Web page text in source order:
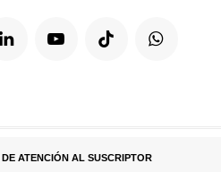
ATENCIÓN AL SUSCRIPTOR